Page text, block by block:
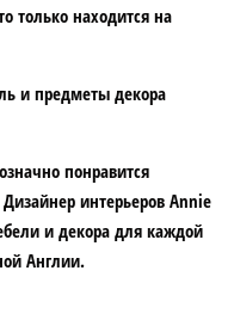
только находится на
понравится
интерьеров Annie
и декора для каждой
Англии.